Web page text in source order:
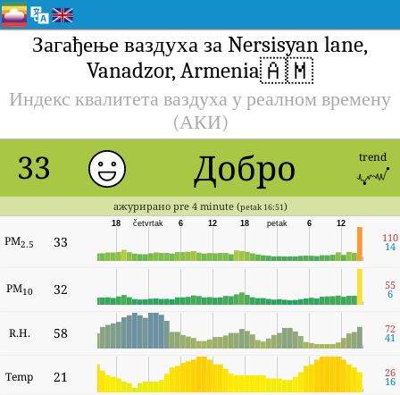
Загађење ваздуха за Nersisyan lane,
Vanadzor, Armenia🇦🇲
Индекс квалитета ваздуха у реалном времену
(АКИ)
33 Добро trend
ажурирано pre 4 minute (petak 16:51)
PM2.5 33
12
6
petak
18
12
6
četvrtak
18
110
14
PM10 32 55
6
R.H. 58 72
41
Temp 21 26
16